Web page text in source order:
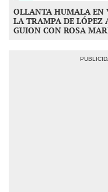
OLLANTA HUMALA EN
LA TRAMPA DE LÓPEZ
GUION CON ROSA